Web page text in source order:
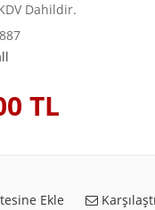
Dahildir.
TL
Ekle